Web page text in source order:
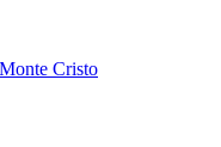
Cristo